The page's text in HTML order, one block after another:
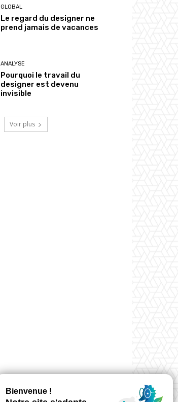
GLOBAL
Le regard du designer ne
prend jamais de vacances
ANALYSE
Pourquoi le travail du
designer est devenu
invisible
Voir plus